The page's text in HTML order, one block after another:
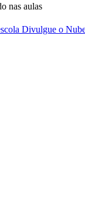
nas aulas
Divulgue o